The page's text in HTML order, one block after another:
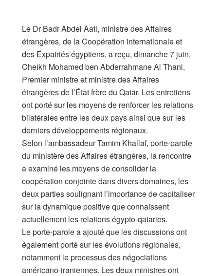
Le Dr Badr Abdel Aati, ministre des Affaires
étrangères, de la Coopération internationale et
des Expatriés égyptiens, a reçu, dimanche 7 juin,
Cheikh Mohamed ben Abderrahmane Al Thani,
Premier ministre et ministre des Affaires
étrangères de l’État frère du Qatar. Les entretiens
ont porté sur les moyens de renforcer les relations
bilatérales entre les deux pays ainsi que sur les
derniers développements régionaux.
Selon l’ambassadeur Tamim Khallaf, porte-parole
du ministère des Affaires étrangères, la rencontre
a examiné les moyens de consolider la
coopération conjointe dans divers domaines, les
deux parties soulignant l’importance de capitaliser
sur la dynamique positive que connaissent
actuellement les relations égypto-qataries.
Le porte-parole a ajouté que les discussions ont
également porté sur les évolutions régionales,
notamment le processus des négociations
américano-iraniennes. Les deux ministres ont